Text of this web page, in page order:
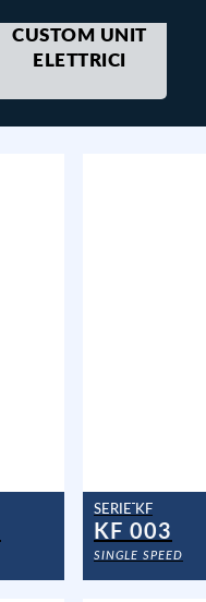
CUSTOM UNIT
ELETTRICI
SERIE KF
KF 003
SINGLE SPEED